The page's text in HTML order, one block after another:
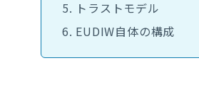
トラストモデル
EUDIW自体の構成